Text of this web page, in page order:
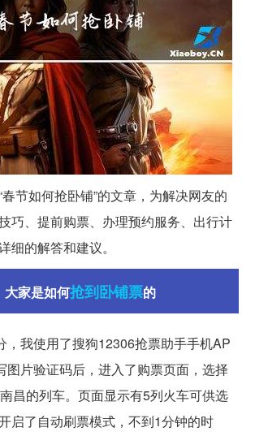
节如何抢卧铺”的文章，为解决网友的
巧、提前购票、办理预约服务、出行计
细的解答和建议。
大家是如何抢到卧铺票的
，我使用了搜狗12306抢票助手手机AP
图片验证码后，进入了购票页面，选择
昌的列车。页面显示有5列火车可供选
启了自动刷票模式，不到1分钟的时